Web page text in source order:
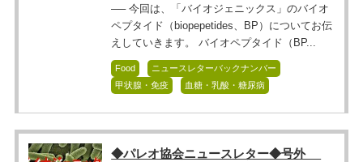
── 今回は、「バイオジェニックス」のバイオ
ペプタイド（biopepetides、BP）についてお伝
えしていきます。 バイオペプタイド（BP...
Food
ニュースレターバックナンバー
甲状腺・免疫
血糖・乳酸・糖尿病
◆パレオ協会ニュースレター◆号外